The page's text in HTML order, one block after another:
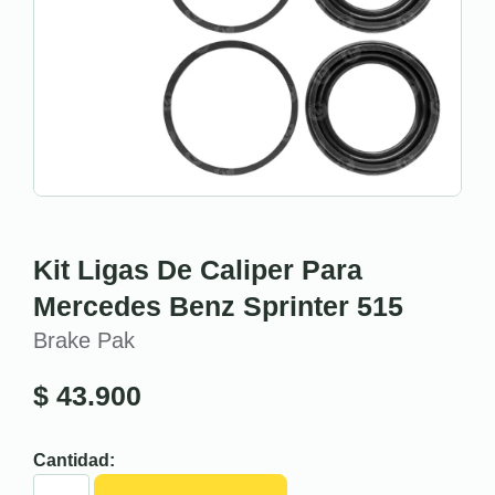
Kit Ligas De Caliper Para
Mercedes Benz Sprinter 515
Brake Pak
$ 43.900
Cantidad: